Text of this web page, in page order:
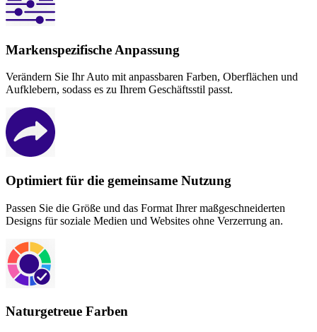
Markenspezifische Anpassung
Verändern Sie Ihr Auto mit anpassbaren Farben, Oberflächen und
Aufklebern, sodass es zu Ihrem Geschäftsstil passt.
Optimiert für die gemeinsame Nutzung
Passen Sie die Größe und das Format Ihrer maßgeschneiderten
Designs für soziale Medien und Websites ohne Verzerrung an.
Naturgetreue Farben